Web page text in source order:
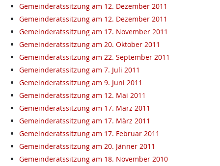
Gemeinderatssitzung am 12. Dezember 2011
Gemeinderatssitzung am 12. Dezember 2011
Gemeinderatssitzung am 17. November 2011
Gemeinderatssitzung am 20. Oktober 2011
Gemeinderatssitzung am 22. September 2011
Gemeinderatssitzung am 7. Juli 2011
Gemeinderatssitzung am 9. Juni 2011
Gemeinderatssitzung am 12. Mai 2011
Gemeinderatssitzung am 17. März 2011
Gemeinderatssitzung am 17. März 2011
Gemeinderatssitzung am 17. Februar 2011
Gemeinderatssitzung am 20. Jänner 2011
Gemeinderatssitzung am 18. November 2010